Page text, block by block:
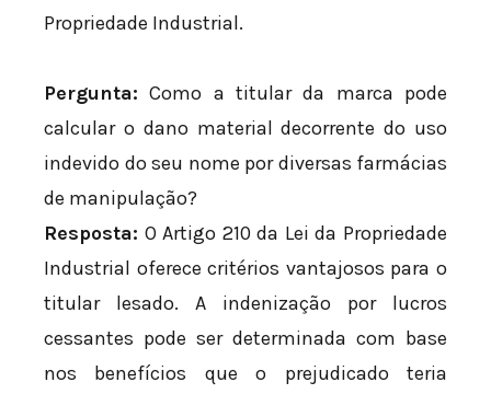
Propriedade Industrial.
Pergunta: Como a titular da marca pode
calcular o dano material decorrente do uso
indevido do seu nome por diversas farmácias
de manipulação?
Resposta: O Artigo 210 da Lei da Propriedade
Industrial oferece critérios vantajosos para o
titular lesado. A indenização por lucros
cessantes pode ser determinada com base
nos benefícios que o prejudicado teria